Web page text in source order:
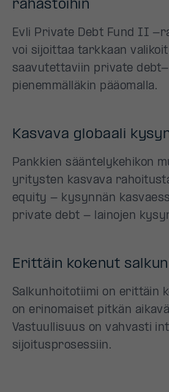
rahastoihin
Evli Private Debt Fund II -
voi sijoittaa tarkkaan
saavutettaviin private
pienemmälläkin pääomalla.
Kasvava globaali
Pankkien sääntelykehikon
yritysten kasvava
equity - kysynnän
private debt - lainojen
Erittäin kokenut
Salkunhoitotiimi on erittäin
on erinomaiset pitkän
Vastuullisuus on vahvasti
sijoitusprosessiin.